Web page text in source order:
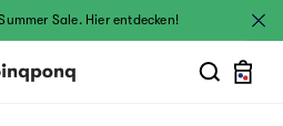
Sale. Hier entdecken!